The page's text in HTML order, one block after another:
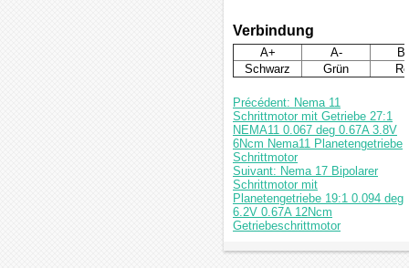
Verbindung
A+ A-
Schwarz
Grün
Précédent: Nema 11
Schrittmotor mit Getriebe 27:1
NEMA11 0.067 deg 0.67A 3.8V
6Ncm Nema11 Planetengetriebe
Schrittmotor
Suivant: Nema 17 Bipolarer
Schrittmotor mit
Planetengetriebe 19:1 0.094 deg
6.2V 0.67A 12Ncm
Getriebeschrittmotor